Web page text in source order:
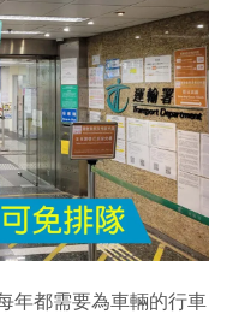
年都需要為車輛的行車